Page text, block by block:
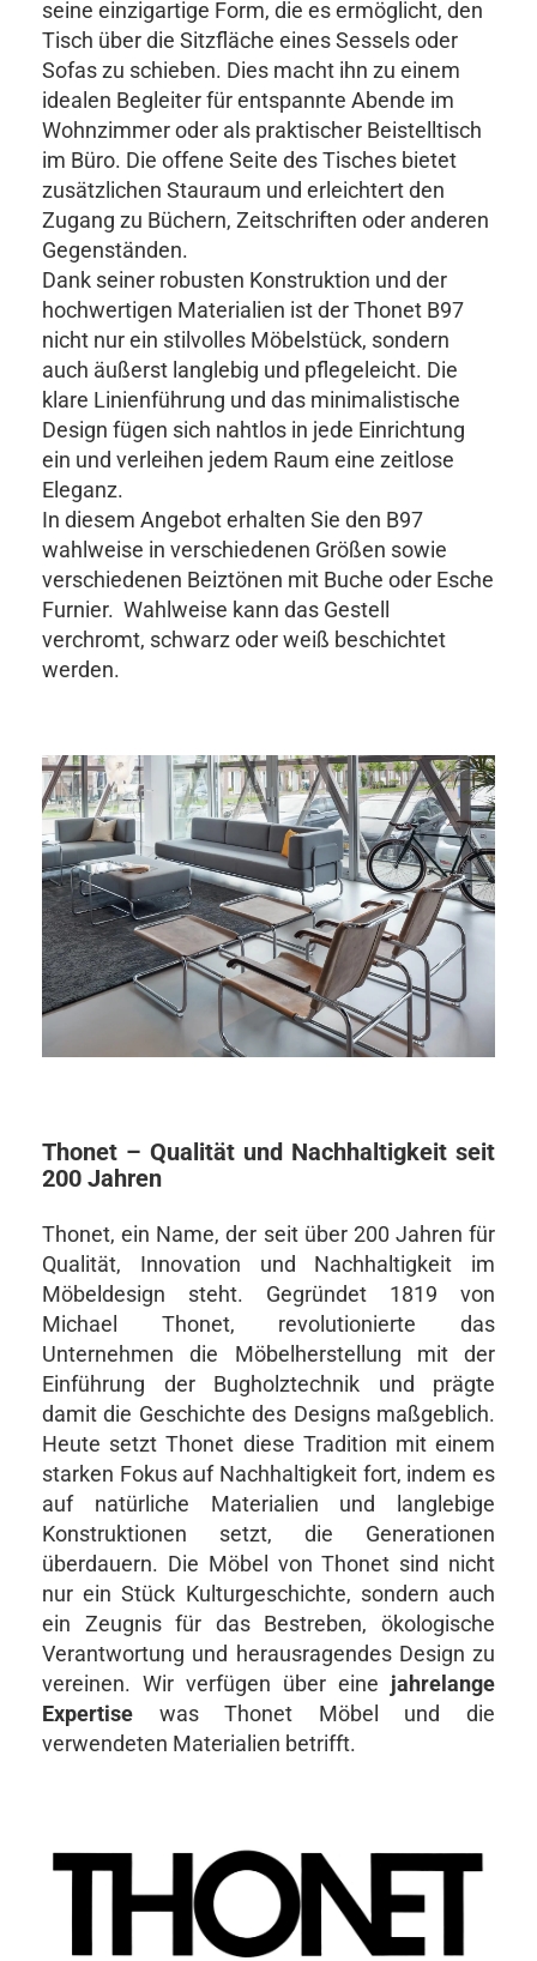
seine einzigartige Form, die es ermöglicht, den
Tisch über die Sitzfläche eines Sessels oder
Sofas zu schieben. Dies macht ihn zu einem
idealen Begleiter für entspannte Abende im
Wohnzimmer oder als praktischer Beistelltisch
im Büro. Die offene Seite des Tisches bietet
zusätzlichen Stauraum und erleichtert den
Zugang zu Büchern, Zeitschriften oder anderen
Gegenständen.
Dank seiner robusten Konstruktion und der
hochwertigen Materialien ist der Thonet B97
nicht nur ein stilvolles Möbelstück, sondern
auch äußerst langlebig und pflegeleicht. Die
klare Linienführung und das minimalistische
Design fügen sich nahtlos in jede Einrichtung
ein und verleihen jedem Raum eine zeitlose
Eleganz.
In diesem Angebot erhalten Sie den B97
wahlweise in verschiedenen Größen sowie
verschiedenen Beiztönen mit Buche oder Esche
Furnier. Wahlweise kann das Gestell
verchromt, schwarz oder weiß beschichtet
werden.
Thonet – Qualität und Nachhaltigkeit seit
200 Jahren
Thonet, ein Name, der seit über 200 Jahren für
Qualität, Innovation und Nachhaltigkeit im
Möbeldesign steht. Gegründet 1819 von
Michael Thonet, revolutionierte das
Unternehmen die Möbelherstellung mit der
Einführung der Bugholztechnik und prägte
damit die Geschichte des Designs maßgeblich.
Heute setzt Thonet diese Tradition mit einem
starken Fokus auf Nachhaltigkeit fort, indem es
auf natürliche Materialien und langlebige
Konstruktionen setzt, die Generationen
überdauern. Die Möbel von Thonet sind nicht
nur ein Stück Kulturgeschichte, sondern auch
ein Zeugnis für das Bestreben, ökologische
Verantwortung und herausragendes Design zu
vereinen. Wir verfügen über eine jahrelange
Expertise was Thonet Möbel und die
verwendeten Materialien betrifft.